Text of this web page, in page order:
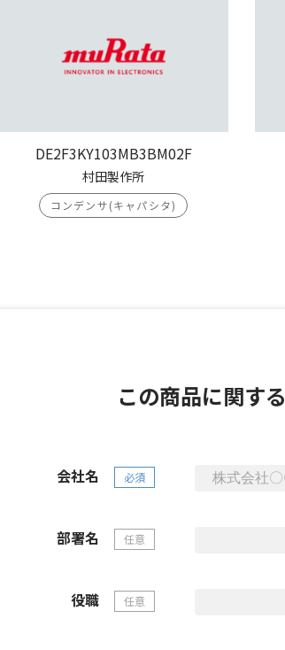
DE2F3KY103MB3BM02F
村田製作所
コンデンサ(キャパシタ)
この商品に関する
会社名 必須
部署名 任意
役職 任意